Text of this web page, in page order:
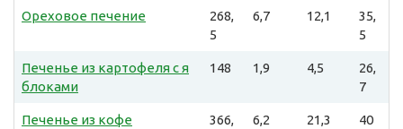
Ореховое печение
268,
5
6,7 12,1
35,
5
Печенье из картофеля с я
блоками
148 1,9 4,5
26,
7
Печенье из кофе
366,
6,2 21,3 40